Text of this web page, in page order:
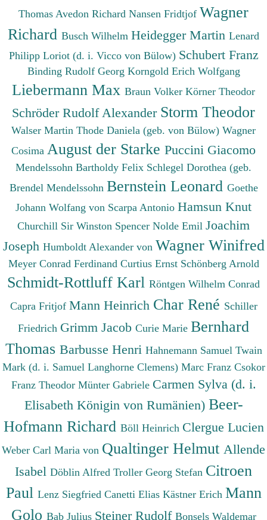
Thomas Avedon Richard Nansen Fridtjof Wagner
Richard Busch Wilhelm Heidegger Martin Lenard
Philipp Loriot (d. i. Vicco von Bülow) Schubert Franz
Binding Rudolf Georg Korngold Erich Wolfgang
Liebermann Max Braun Volker Körner Theodor
Schröder Rudolf Alexander Storm Theodor
Walser Martin Thode Daniela (geb. von Bülow) Wagner
Cosima August der Starke Puccini Giacomo
Mendelssohn Bartholdy Felix Schlegel Dorothea (geb.
Brendel Mendelssohn Bernstein Leonard Goethe
Johann Wolfang von Scarpa Antonio Hamsun Knut
Churchill Sir Winston Spencer Nolde Emil Joachim
Joseph Humboldt Alexander von Wagner Winifred
Meyer Conrad Ferdinand Curtius Ernst Schönberg Arnold
Schmidt-Rottluff Karl Röntgen Wilhelm Conrad
Capra Fritjof Mann Heinrich Char René Schiller
Friedrich Grimm Jacob Curie Marie Bernhard
Thomas Barbusse Henri Hahnemann Samuel Twain
Mark (d. i. Samuel Langhorne Clemens) Marc Franz Csokor
Franz Theodor Münter Gabriele Carmen Sylva (d. i.
Elisabeth Königin von Rumänien) Beer-
Hofmann Richard Böll Heinrich Clergue Lucien
Weber Carl Maria von Qualtinger Helmut Allende
Isabel Döblin Alfred Troller Georg Stefan Citroen
Paul Lenz Siegfried Canetti Elias Kästner Erich Mann
Golo Bab Julius Steiner Rudolf Bonsels Waldemar